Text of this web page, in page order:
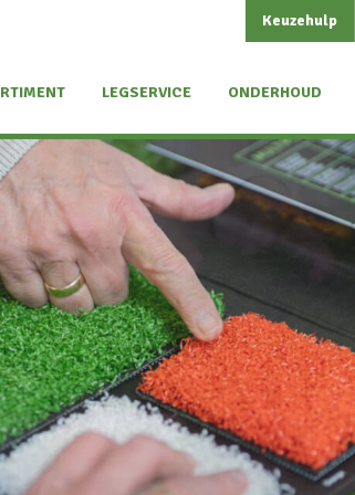
Keuzehulp
LEGSERVICE ONDERHOUD